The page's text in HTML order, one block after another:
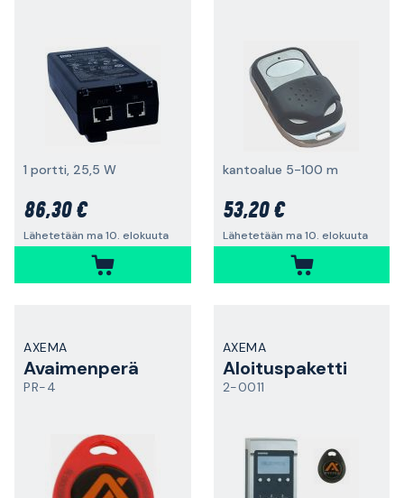
1 portti, 25,5 W
86,30 €
Lähetetään ma 10. elokuuta
kantoalue 5-100 m
53,20 €
Lähetetään ma 10. elokuuta
AXEMA
Avaimenperä
PR-4
AXEMA
Aloituspaketti
2-0011